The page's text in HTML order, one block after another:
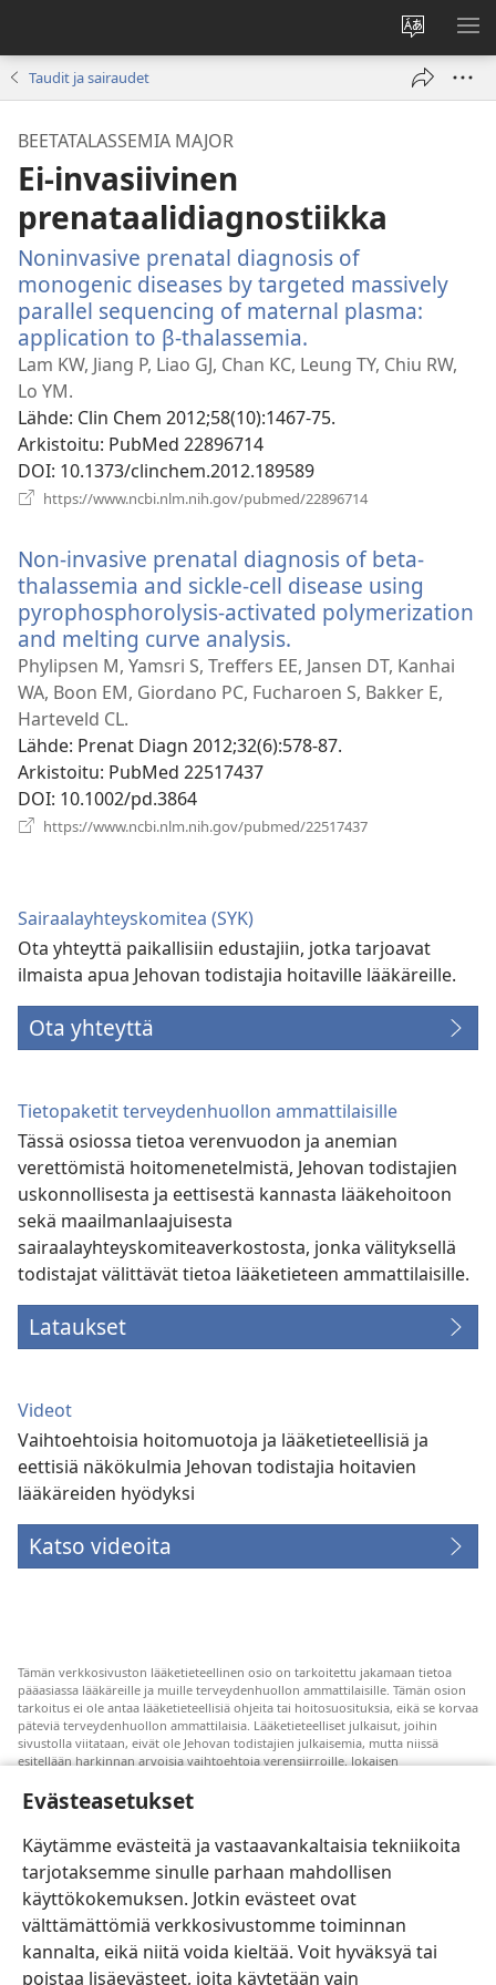
Evästeasetukset
Käytämme evästeitä ja vastaavankaltaisia tekniikoita
tarjotaksemme sinulle parhaan mahdollisen
käyttökokemuksen. Jotkin evästeet ovat
välttämättömiä verkkosivustomme toiminnan
kannalta, eikä niitä voida kieltää. Voit hyväksyä tai
poistaa lisäevästeet, joita käytetään vain
Vaihda
sivuston
kieli
Taudit ja sairaudet
BEETATALASSEMIA MAJOR
Ei-invasiivinen
prenataalidiagnostiikka
Noninvasive prenatal diagnosis of
monogenic diseases by targeted massively
parallel sequencing of maternal plasma:
application to β-thalassemia.
uuden
Lam KW, Jiang P, Liao GJ, Chan KC, Leung TY, Chiu RW,
Lo YM.
Lähde‎: Clin Chem 2012;58(10):1467-75.
Arkistoitu‎: PubMed 22896714
DOI‎: 10.1373/clinchem.2012.189589
https://www.ncbi.nlm.nih.gov/pubmed/22896714
Non-invasive prenatal diagnosis of beta-
thalassemia and sickle-cell disease using
pyrophosphorolysis-activated polymerization
and melting curve analysis.
uuden
ikkunan)
Phylipsen M, Yamsri S, Treffers EE, Jansen DT, Kanhai
WA, Boon EM, Giordano PC, Fucharoen S, Bakker E,
Harteveld CL.
Lähde‎: Prenat Diagn 2012;32(6):578-87.
Arkistoitu‎: PubMed 22517437
DOI‎: 10.1002/pd.3864
https://www.ncbi.nlm.nih.gov/pubmed/22517437
Sairaalayhteyskomitea (SYK)
Ota yhteyttä paikallisiin edustajiin, jotka tarjoavat
ilmaista apua Jehovan todistajia hoitaville lääkäreille.
Ota yhteyttä
Tietopaketit terveydenhuollon ammattilaisille
Tässä osiossa tietoa verenvuodon ja anemian
verettömistä hoitomenetelmistä, Jehovan todistajien
uskonnollisesta ja eettisestä kannasta lääkehoitoon
sekä maailmanlaajuisesta
sairaalayhteyskomiteaverkostosta, jonka välityksellä
todistajat välittävät tietoa lääketieteen ammattilaisille.
Lataukset
Videot
Vaihtoehtoisia hoitomuotoja ja lääketieteellisiä ja
eettisiä näkökulmia Jehovan todistajia hoitavien
lääkäreiden hyödyksi
Katso videoita
Tämän verkkosivuston lääketieteellinen osio on tarkoitettu jakamaan tietoa
pääasiassa lääkäreille ja muille terveydenhuollon ammattilaisille. Tämän osion
tarkoitus ei ole antaa lääketieteellisiä ohjeita tai hoitosuosituksia, eikä se korvaa
päteviä terveydenhuollon ammattilaisia. Lääketieteelliset julkaisut, joihin
sivustolla viitataan, eivät ole Jehovan todistajien julkaisemia, mutta niissä
esitellään harkinnan arvoisia vaihtoehtoja verensiirroille. Jokaisen
tasalla, keskustella hoitovaihtoehdoista potilaan kanssa ja auttaa potilasta
tekemään päätöksiä, joissa otetaan huomioon hänen terveydentilansa, oma
hoitomenetelmät eivät sovellu kaikkiin potilaisiin.
Potilaalle: Pyydä terveydentilaasi ja hoitoasi koskevia ohjeita aina omalta
lääkäriltäsi tai joltain muulta pätevältä terveydenhuollon ammattilaiselta. Jos
epäilet olevasi sairas, ota yhteyttä lääkäriin.
Tutustu tämän sivuston käyttöehtoihin.